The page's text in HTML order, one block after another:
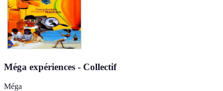
Méga expériences - Collectif
Méga